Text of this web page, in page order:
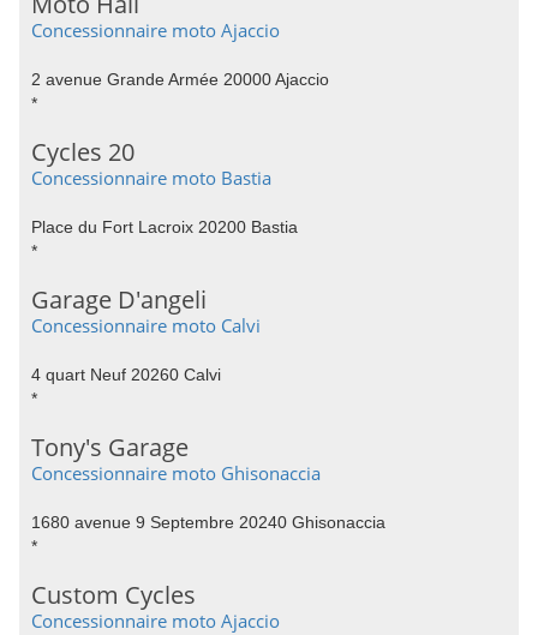
Concessionnaire moto Ajaccio
2 avenue Grande Armée 20000 Ajaccio
*
Cycles 20
Concessionnaire moto Bastia
Place du Fort Lacroix 20200 Bastia
*
Garage D'angeli
Concessionnaire moto Calvi
4 quart Neuf 20260 Calvi
*
Tony's Garage
Concessionnaire moto Ghisonaccia
1680 avenue 9 Septembre 20240 Ghisonaccia
*
Custom Cycles
Concessionnaire moto Ajaccio